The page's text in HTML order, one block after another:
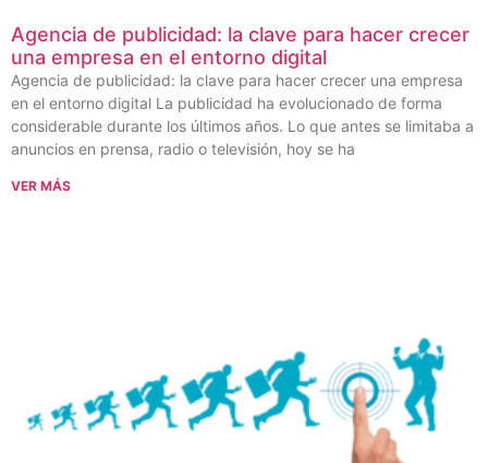
Agencia de publicidad: la clave para hacer crecer
una empresa en el entorno digital
Agencia de publicidad: la clave para hacer crecer una empresa
en el entorno digital La publicidad ha evolucionado de forma
considerable durante los últimos años. Lo que antes se limitaba a
anuncios en prensa, radio o televisión, hoy se ha
VER MÁS